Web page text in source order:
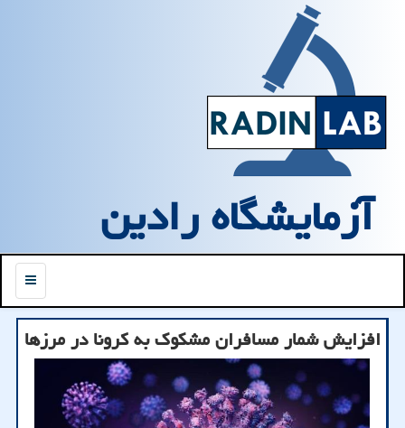
آزمایشگاه رادین
منو
افزایش شمار مسافران مشكوك به كرونا در مرزها